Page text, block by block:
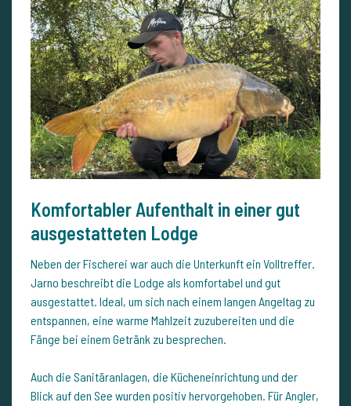
Komfortabler Aufenthalt in einer gut
ausgestatteten Lodge
Neben der Fischerei war auch die Unterkunft ein Volltreffer.
Jarno beschreibt die Lodge als komfortabel und gut
ausgestattet. Ideal, um sich nach einem langen Angeltag zu
entspannen, eine warme Mahlzeit zuzubereiten und die
Fänge bei einem Getränk zu besprechen.
Auch die Sanitäranlagen, die Kücheneinrichtung und der
Blick auf den See wurden positiv hervorgehoben. Für Angler,